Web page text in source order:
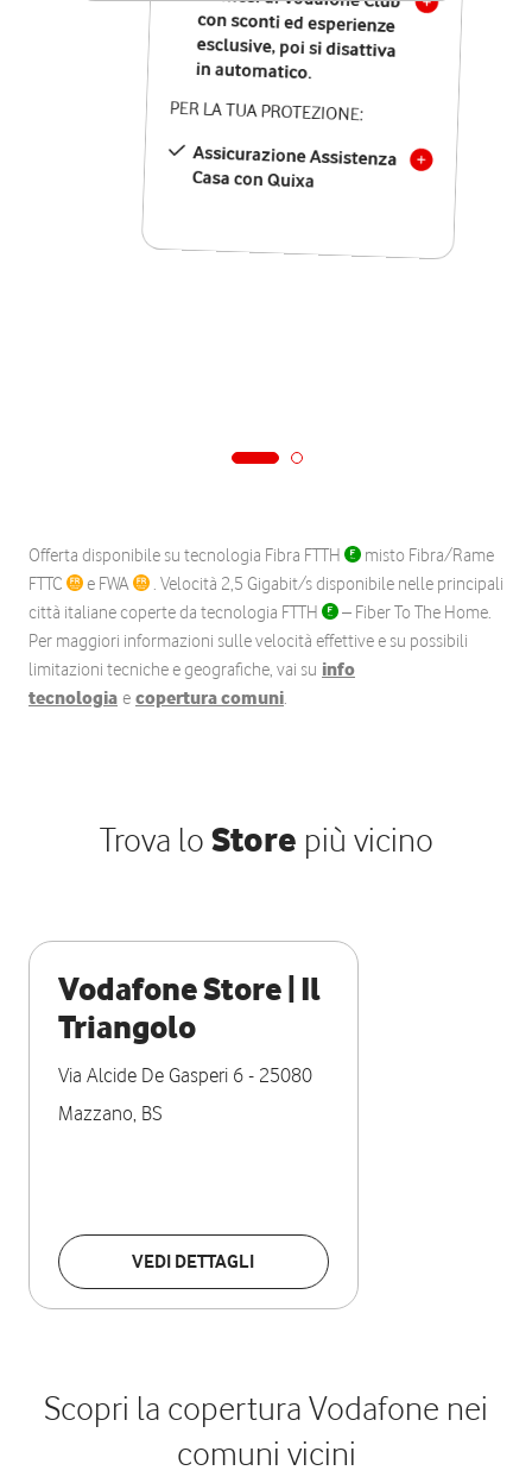
in automatico.
PER LA TUA PROTEZIONE:
Assicurazione Assistenza
Casa con Quixa
Offerta disponibile su tecnologia Fibra FTTH
misto Fibra/Rame
FTTC
e FWA
. Velocità 2,5 Gigabit/s disponibile nelle principali
città italiane coperte da tecnologia FTTH
– Fiber To The Home.
Per maggiori informazioni sulle velocità effettive e su possibili
limitazioni tecniche e geografiche, vai su info
tecnologia e copertura comuni.
Trova lo Store più vicino
Vodafone Store | Il
Triangolo
Via Alcide De Gasperi 6 - 25080
Mazzano, BS
VEDI DETTAGLI
Scopri la copertura Vodafone nei
comuni vicini